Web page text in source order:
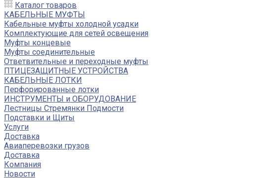
Каталог товаров
КАБЕЛЬНЫЕ МУФТЫ
Кабельные муфты холодной усадки
Комплектующие для сетей освещения
Муфты концевые
Муфты соединительные
Ответвительные и переходные муфты
ПТИЦЕЗАЩИТНЫЕ УСТРОЙСТВА
КАБЕЛЬНЫЕ ЛОТКИ
Перфорированные лотки
ИНСТРУМЕНТЫ и ОБОРУДОВАНИЕ
Лестницы Стремянки Подмости
Подставки и Щиты
Услуги
Доставка
Авиаперевозки грузов
Доставка
Компания
Новости